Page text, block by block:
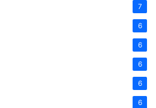
7
6
6
6
6
6